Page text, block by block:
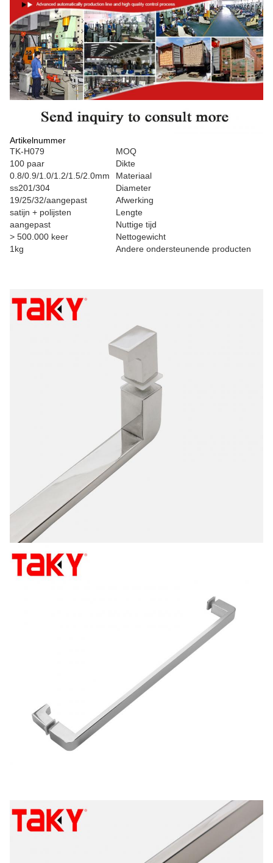
Artikelnummer
TK-H079
MOQ
100 paar
Dikte
0.8/0.9/1.0/1.2/1.5/2.0mm
Materiaal
ss201/304
Diameter
19/25/32/aangepast
Afwerking
satijn + polijsten
Lengte
aangepast
Nuttige tijd
> 500.000 keer
Nettogewicht
1kg
Andere ondersteunende producten